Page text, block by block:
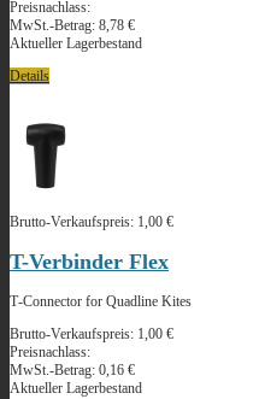
Preisnachlass:
MwSt.-Betrag: 8,78 €
Aktueller Lagerbestand
Details
Brutto-Verkaufspreis: 1,00 €
T-Verbinder Flex
T‑Connector for Quadline Kites
Brutto-Verkaufspreis: 1,00 €
Preisnachlass:
MwSt.-Betrag: 0,16 €
Aktueller Lagerbestand